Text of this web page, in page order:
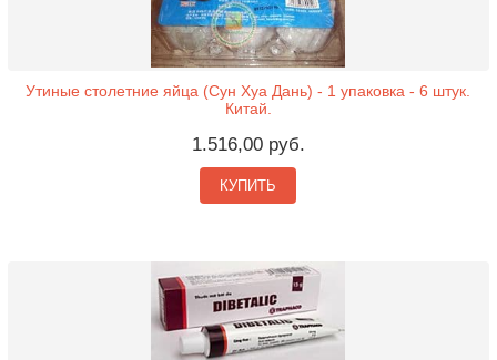
Утиные столетние яйца (Сун Хуа Дань) - 1 упаковка - 6 штук.
Китай.
1.516,00 руб.
КУПИТЬ